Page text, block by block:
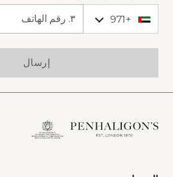
+971
+971 United Arab Emirates (‫الإمارات العربية المتحدة‬‎)
Phone Number
إرسال